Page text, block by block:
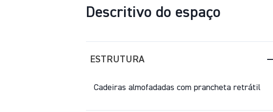
Descritivo do espaço
ESTRUTURA
Cadeiras almofadadas com prancheta retrátil